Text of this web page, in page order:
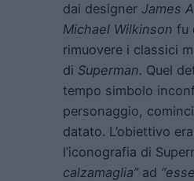
dai designer James
Michael Wilkinson fu
rimuovere i classici
di Superman. Quel
tempo simbolo
personaggio,
datato. L’obiettivo
l’iconografia di
calzamaglia”ad